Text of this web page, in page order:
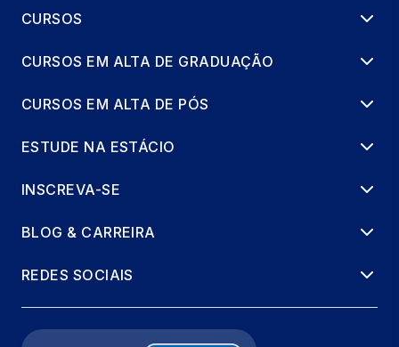
CURSOS
CURSOS EM ALTA DE GRADUAÇÃO
CURSOS EM ALTA DE PÓS
ESTUDE NA ESTÁCIO
INSCREVA-SE
BLOG & CARREIRA
REDES SOCIAIS